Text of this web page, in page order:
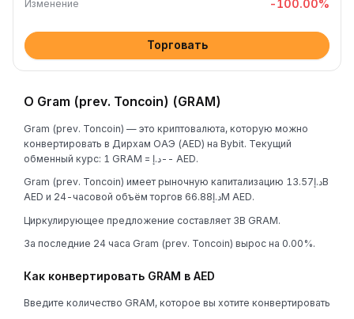
Изменение -100.00%
Торговать
О Gram (prev. Toncoin) (GRAM)
Gram (prev. Toncoin) — это криптовалюта, которую можно
конвертировать в Дирхам ОАЭ (AED) на Bybit. Текущий
обменный курс: 1 GRAM = د.إ-- AED.
Gram (prev. Toncoin) имеет рыночную капитализацию د.إ13.57B
AED и 24-часовой объём торгов د.إ66.88M AED.
Циркулирующее предложение составляет 3B GRAM.
За последние 24 часа Gram (prev. Toncoin) вырос на 0.00%.
Как конвертировать GRAM в AED
Введите количество GRAM, которое вы хотите конвертировать